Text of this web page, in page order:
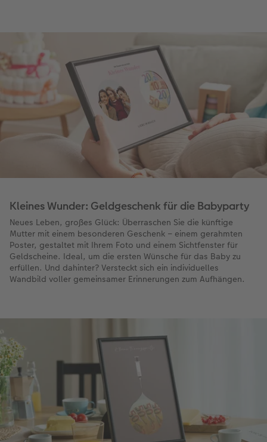
Kleines Wunder: Geldgeschenk für die Babyparty
Neues Leben, großes Glück: Überraschen Sie die künftige
Mutter mit einem besonderen Geschenk – einem gerahmten
Poster, gestaltet mit Ihrem Foto und einem Sichtfenster für
Geldscheine. Ideal, um die ersten Wünsche für das Baby zu
erfüllen. Und dahinter? Versteckt sich ein individuelles
Wandbild voller gemeinsamer Erinnerungen zum Aufhängen.